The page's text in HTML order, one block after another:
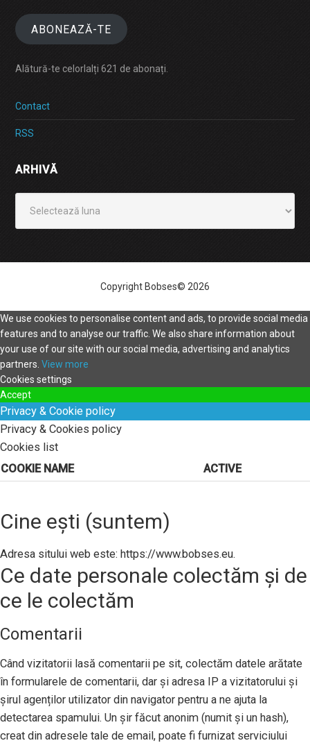
ABONEAZĂ-TE
Alătură-te celorlalți 621 de abonați.
Contact
RSS
ARHIVĂ
Copyright Bobses© 2026
We use cookies to personalise content and ads, to provide social media
features and to analyse our traffic. We also share information about
your use of our site with our social media, advertising and analytics
partners. View more
Cookies settings
Accept
Privacy & Cookie policy
Privacy & Cookies policy
Cookies list
COOKIE NAME
ACTIVE
Cine ești (suntem)
Adresa sitului web este: https://www.bobses.eu.
Ce date personale colectăm și de
ce le colectăm
Comentarii
Când vizitatorii lasă comentarii pe sit, colectăm datele arătate
în formularele de comentarii, dar și adresa IP a vizitatorului și
șirul agenților utilizator din navigator pentru a ne ajuta la
detectarea spamului. Un șir făcut anonim (numit și un hash),
creat din adresele tale de email, poate fi furnizat serviciului